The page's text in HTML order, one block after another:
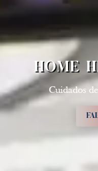
HOME
Cuidados